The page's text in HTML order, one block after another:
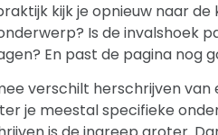
kijk je opnieuw naar
Is de invalshoek
En past de pagina nog
verschilt herschrijven
je meestal specifieke